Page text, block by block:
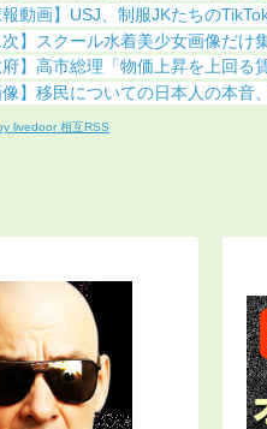
報動画】USJ、制服JKたちの
次】スクール水着美少女画像だけ
府】高市総理「物価上昇を上回
像】移民についての日本人の本音
livedoor 相互RSS